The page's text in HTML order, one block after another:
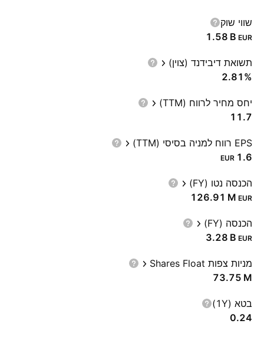
שווי שוק
‪1.58 B‬ EUR
תשואת דיבידנד (צוין)
2.81%
יחס מחיר לרווח (TTM)
11.7
EPS רווח למניה בסיסי (TTM)
1.6
EUR
הכנסה נטו (FY)
‪126.91 M‬ EUR
הכנסה (FY)
‪3.28 B‬ EUR
מניות צפות Shares Float
‪73.75 M‬
בטא (1Y)
0.24